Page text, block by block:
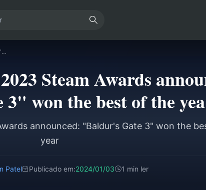
The winners of the 2023 Steam Awards announced: "Baldur's Gate 3" won the best of the year
Steam Awards
won the best of the
announced: "Baldur's Gate 3" won the
year
Patel Publicado em:2024/01/03 1 min ler